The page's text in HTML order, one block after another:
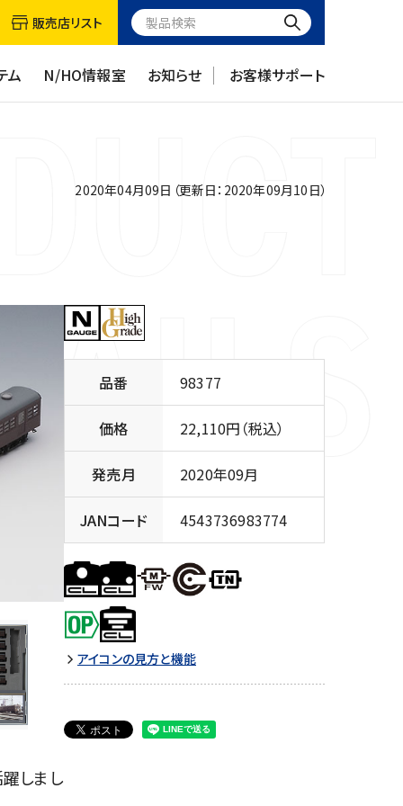
ム N/HO情報室 お知らせ お客様サポート
販売店リスト
2020年04月09日（更新日：2020年09月10日）
しまし
品番 98377
価格 22,110円（税込）
発売月 2020年09月
JANコード 4543736983774
アイコンの見方と機能